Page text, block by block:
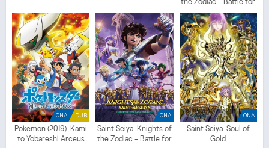
Sanctuary Part 2
DUB
ONA
Pokemon (2019): Kami
to Yobareshi Arceus
ONA
Saint Seiya: Knights of
the Zodiac - Battle for
ONA
Saint Seiya: Soul of
Gold